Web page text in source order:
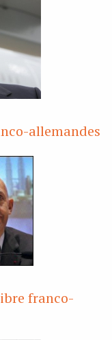
allemandes
franco-